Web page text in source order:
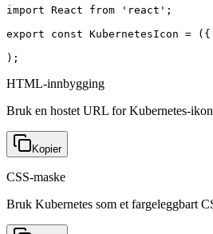
import React from 'react';
export const KubernetesIcon =
);
HTML-innbygging
Bruk en hostet URL for Kubernetes-
Kopier
CSS-maske
Bruk Kubernetes som et fargeleggbart